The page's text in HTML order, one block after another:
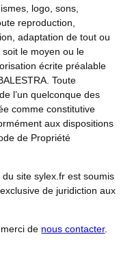
logo, sons,
reproduction,
adaptation de tout ou
le moyen ou le
écrite préalable
Toute
l’un quelconque des
comme constitutive
aux dispositions
de Propriété
du site sylex.fr est soumis
de juridiction aux
de nous contacter.